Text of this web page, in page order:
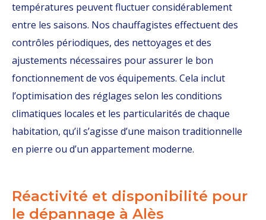
températures peuvent fluctuer considérablement
entre les saisons. Nos chauffagistes effectuent des
contrôles périodiques, des nettoyages et des
ajustements nécessaires pour assurer le bon
fonctionnement de vos équipements. Cela inclut
l’optimisation des réglages selon les conditions
climatiques locales et les particularités de chaque
habitation, qu’il s’agisse d’une maison traditionnelle
en pierre ou d’un appartement moderne.
Réactivité et disponibilité pour
le dépannage à Alès